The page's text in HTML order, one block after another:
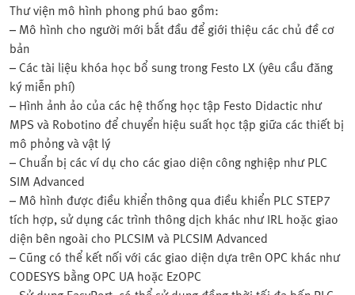
Thư viện mô hình phong phú bao gồm:
– Mô hình cho người mới bắt đầu để giới thiệu các chủ đề cơ
bản
– Các tài liệu khóa học bổ sung trong Festo LX (yêu cầu đăng
ký miễn phí)
– Hình ảnh ảo của các hệ thống học tập Festo Didactic như
MPS và Robotino để chuyển hiệu suất học tập giữa các thiết bị
mô phỏng và vật lý
– Chuẩn bị các ví dụ cho các giao diện công nghiệp như PLC
SIM Advanced
– Mô hình được điều khiển thông qua điều khiển PLC STEP7
tích hợp, sử dụng các trình thông dịch khác như IRL hoặc giao
diện bên ngoài cho PLCSIM và PLCSIM Advanced
– Cũng có thể kết nối với các giao diện dựa trên OPC khác như
CODESYS bằng OPC UA hoặc EzOPC